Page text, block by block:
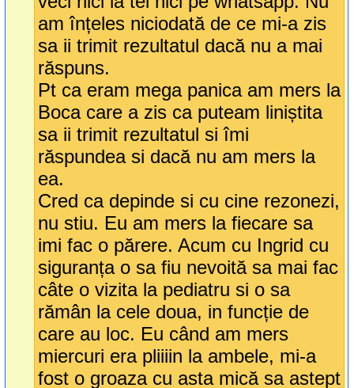
am înțeles niciodată de ce mi-a zis
sa ii trimit rezultatul dacă nu a mai
răspuns.
Pt ca eram mega panica am mers la
Boca care a zis ca puteam liniștita
sa ii trimit rezultatul si îmi
răspundea si dacă nu am mers la
ea.
Cred ca depinde si cu cine rezonezi,
nu stiu. Eu am mers la fiecare sa
imi fac o părere. Acum cu Ingrid cu
siguranța o sa fiu nevoită sa mai fac
câte o vizita la pediatru si o sa
rămân la cele doua, in funcție de
care au loc. Eu când am mers
miercuri era pliiiin la ambele, mi-a
fost o groaza cu asta mică sa astept